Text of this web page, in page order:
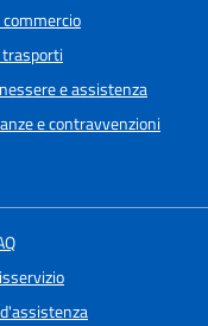
e assistenza
e contravvenzioni